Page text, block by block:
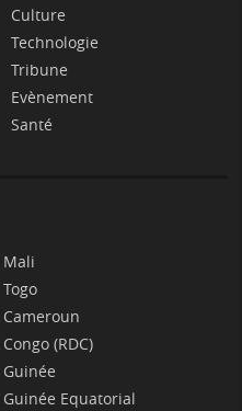
Culture
Technologie
Tribune
Evènement
Santé
Mali
Togo
Cameroun
Congo (RDC)
Guinée
Guinée Equatorial